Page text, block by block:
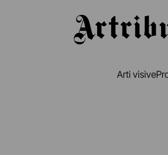
Arti visive